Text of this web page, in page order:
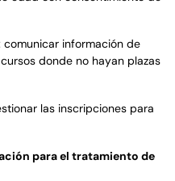
comunicar información de
donde no hayan plazas
las inscripciones para
para el tratamiento de